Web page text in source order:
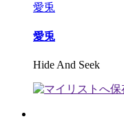
愛兎
愛兎
Hide And Seek